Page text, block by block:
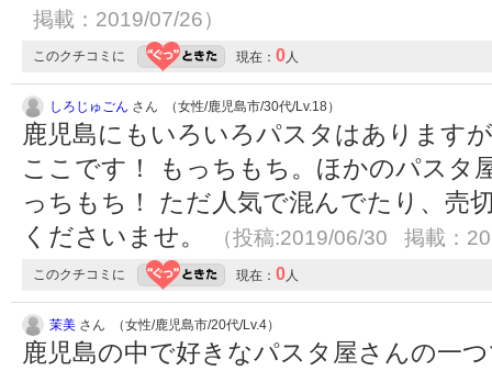
掲載：2019/07/26）
このクチコミに 現在： 0人
しろじゅごん さん （女性/鹿児島市/30代/Lv.18）
鹿児島にもいろいろパスタはあります
ここです！ もっちもち。ほかのパスタ
っちもち！ ただ人気で混んでたり、売
くださいませ。
（投稿:2019/06/30 掲載：
このクチコミに 現在： 0人
茉美 さん （女性/鹿児島市/20代/Lv.4）
鹿児島の中で好きなパスタ屋さんの一